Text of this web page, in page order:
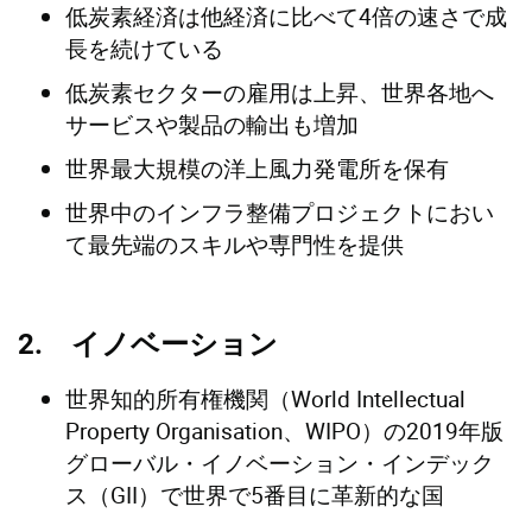
低炭素経済は他経済に比べて4倍の速さで成
長を続けている
低炭素セクターの雇用は上昇、世界各地へ
サービスや製品の輸出も増加
世界最大規模の洋上風力発電所を保有
世界中のインフラ整備プロジェクトにおい
て最先端のスキルや専門性を提供
2. イノベーション
世界知的所有権機関（World Intellectual
Property Organisation、WIPO）の2019年版
グローバル・イノベーション・インデック
ス（GII）で世界で5番目に革新的な国